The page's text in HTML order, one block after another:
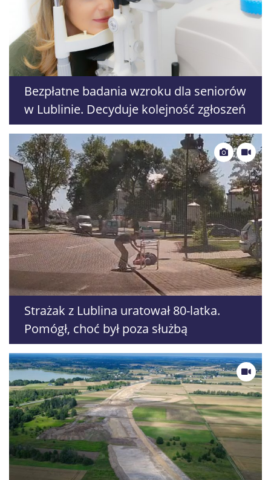
Bezpłatne badania wzroku dla seniorów
w Lublinie. Decyduje kolejność zgłoszeń
Strażak z Lublina uratował 80-latka.
Pomógł, choć był poza służbą